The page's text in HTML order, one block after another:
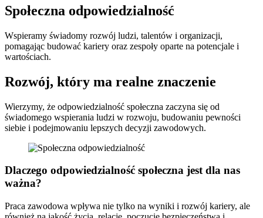
Społeczna odpowiedzialność
Wspieramy świadomy rozwój ludzi, talentów i organizacji,
pomagając budować kariery oraz zespoły oparte na potencjale i
wartościach.
Rozwój, który ma realne znaczenie
Wierzymy, że odpowiedzialność społeczna zaczyna się od
świadomego wspierania ludzi w rozwoju, budowaniu pewności
siebie i podejmowaniu lepszych decyzji zawodowych.
Dlaczego odpowiedzialność społeczna jest dla nas
ważna?
Praca zawodowa wpływa nie tylko na wyniki i rozwój kariery, ale